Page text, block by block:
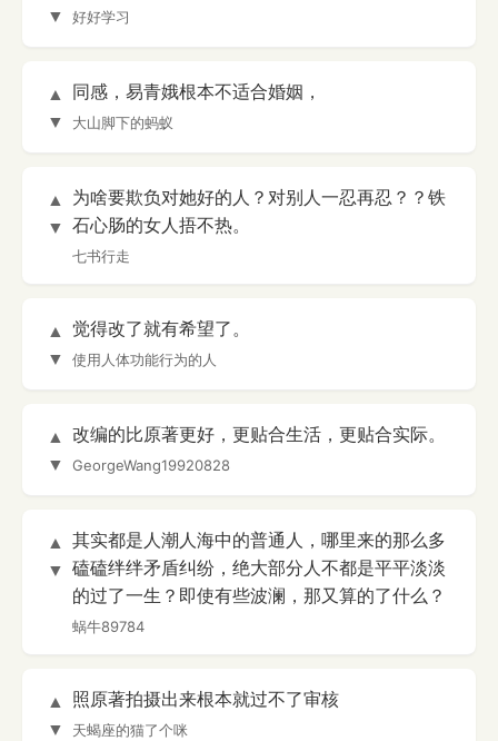
▼
好好学习
▲
▼
同感，易青娥根本不适合婚姻，
大山脚下的蚂蚁
▲
▼
为啥要欺负对她好的人？对别人一忍再忍？？铁
石心肠的女人捂不热。
七书行走
▲
▼
觉得改了就有希望了。
使用人体功能行为的人
▲
▼
改编的比原著更好，更贴合生活，更贴合实际。
GeorgeWang19920828
▲
▼
其实都是人潮人海中的普通人，哪里来的那么多
磕磕绊绊矛盾纠纷，绝大部分人不都是平平淡淡
的过了一生？即使有些波澜，那又算的了什么？
蜗牛89784
▲
▼
照原著拍摄出来根本就过不了审核
天蝎座的猫了个咪